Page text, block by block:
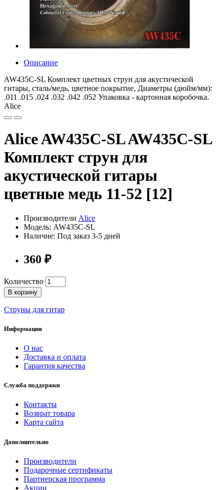
Описание
AW435C-SL Комплект цветных струн для акустической
гитары, сталь/медь, цветное покрытие, Диаметры (дюйм/мм):
.011 .015 .024 .032 .042 .052 Упаковка - картонная коробочка.
Alice
Alice AW435C-SL AW435С-SL
Комплект струн для
акустической гитары
цветные медь 11-52 [12]
Производители Alice
Модель: AW435C-SL
Наличие: Под заказ 3-5 дней
360 ₽
Количество
В корзину
Струны для гитар
Информация
О нас
Доставка и оплата
Гарантия качества
Служба поддержки
Контакты
Возврат товара
Карта сайта
Дополнительно
Производители
Подарочные сертификаты
Партнерская программа
Акции